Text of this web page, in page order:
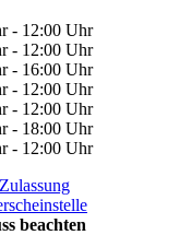
- 12:00 Uhr
- 12:00 Uhr
- 16:00 Uhr
- 12:00 Uhr
- 12:00 Uhr
- 18:00 Uhr
- 12:00 Uhr
beachten